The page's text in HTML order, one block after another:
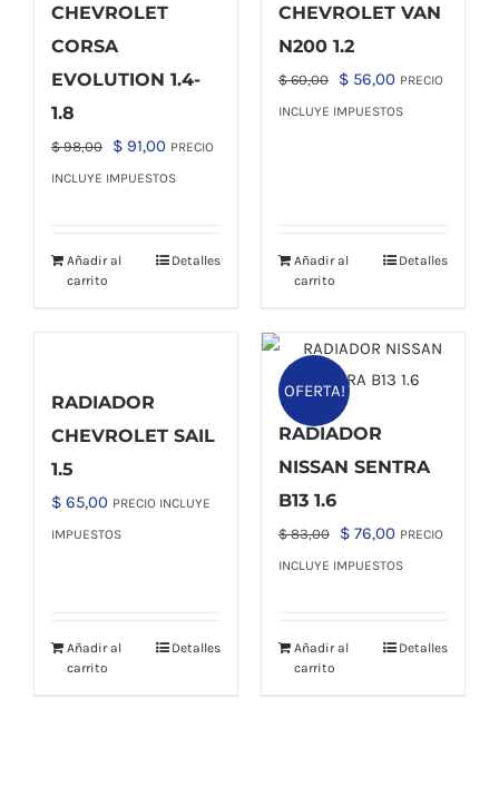
CHEVROLET
CORSA
EVOLUTION 1.4-
1.8
$98,00
El
precio
$ 98,00.
$ 91,00El
precio
$ 91,00.
PRECIO
INCLUYE IMPUESTOS
Añadir al
carrito
Detalles
CHEVROLET VAN
N200 1.2
$60,00
El
precio
$ 56,00El
precio
PRECIO
INCLUYE IMPUESTOS
Añadir al
carrito
Detalles
RADIADOR
CHEVROLET SAIL
1.5
$ 65,00 PRECIO INCLUYE
IMPUESTOS
Añadir al
carrito
Detalles
OFERTA!
RADIADOR
NISSAN SENTRA
B13 1.6
$83,00
El
precio
$ 83,00.
$ 76,00El
precio
$ 76,00.
PRECIO
INCLUYE IMPUESTOS
Añadir al
carrito
Detalles